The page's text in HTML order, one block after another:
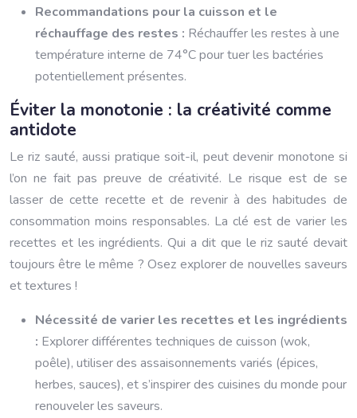
Recommandations pour la cuisson et le
réchauffage des restes : Réchauffer les restes à une
température interne de 74°C pour tuer les bactéries
potentiellement présentes.
Éviter la monotonie : la créativité comme
antidote
Le riz sauté, aussi pratique soit-il, peut devenir monotone si
l’on ne fait pas preuve de créativité. Le risque est de se
lasser de cette recette et de revenir à des habitudes de
consommation moins responsables. La clé est de varier les
recettes et les ingrédients. Qui a dit que le riz sauté devait
toujours être le même ? Osez explorer de nouvelles saveurs
et textures !
Nécessité de varier les recettes et les ingrédients
: Explorer différentes techniques de cuisson (wok,
poêle), utiliser des assaisonnements variés (épices,
herbes, sauces), et s’inspirer des cuisines du monde pour
renouveler les saveurs.